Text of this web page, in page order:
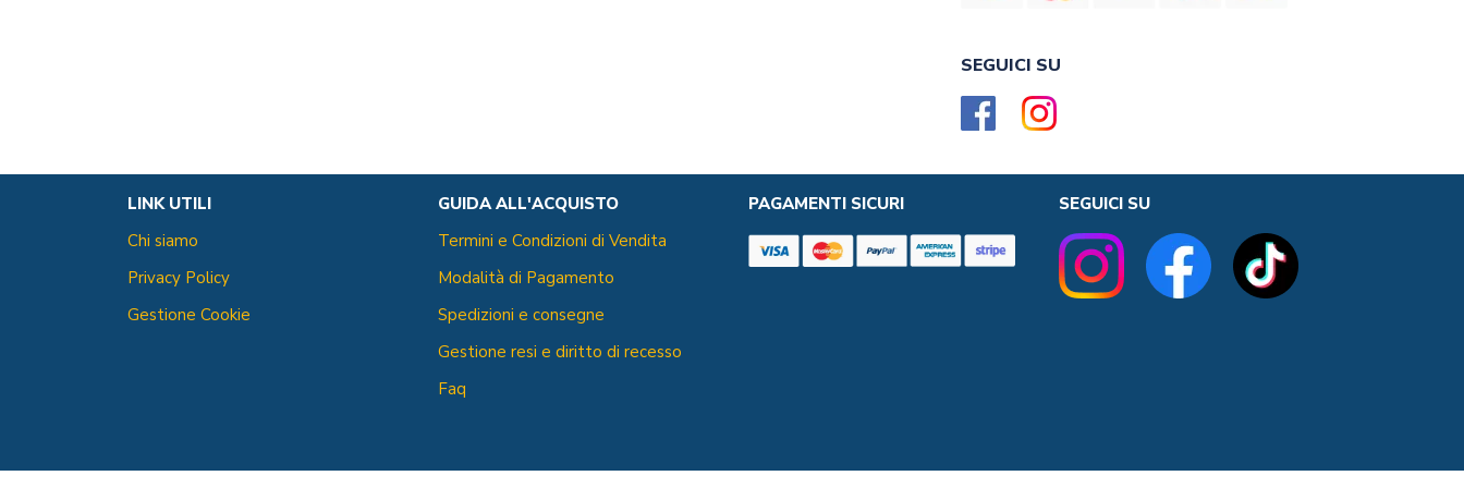
SEGUICI SU
LINK UTILI
Chi siamo
Privacy Policy
Gestione Cookie
GUIDA ALL'ACQUISTO
Termini e Condizioni di Vendita
Modalità di Pagamento
Spedizioni e consegne
Gestione resi e diritto di recesso
Faq
PAGAMENTI SICURI SEGUICI SU